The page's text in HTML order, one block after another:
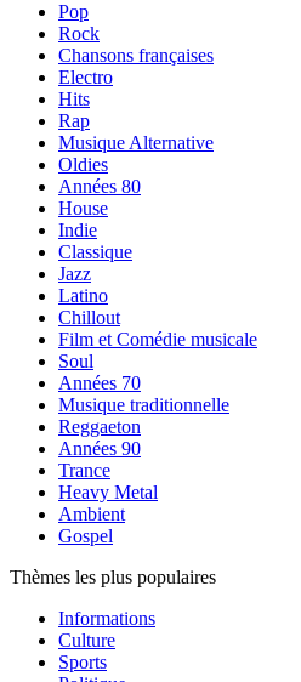
Pop
Rock
Chansons françaises
Electro
Hits
Rap
Musique Alternative
Oldies
Années 80
House
Indie
Classique
Jazz
Latino
Chillout
Film et Comédie musicale
Soul
Années 70
Musique traditionnelle
Reggaeton
Années 90
Trance
Heavy Metal
Ambient
Gospel
Thèmes les plus populaires
Informations
Culture
Sports